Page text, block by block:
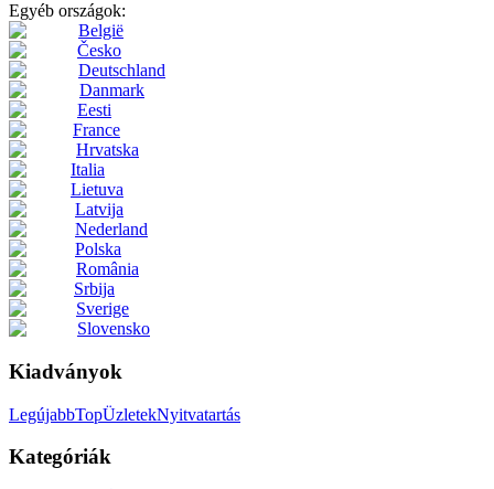
Egyéb országok:
België
Česko
Deutschland
Danmark
Eesti
France
Hrvatska
Italia
Lietuva
Latvija
Nederland
Polska
România
Srbija
Sverige
Slovensko
Kiadványok
LegújabbTopÜzletekNyitvatartás
Kategóriák